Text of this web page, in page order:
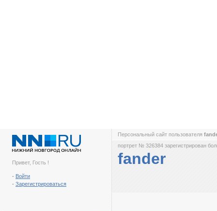
Привет, Гость !
- Войти
- Зарегистрироваться
Персональный сайт пользователя
портрет № 326384 зарегистрирован
fander